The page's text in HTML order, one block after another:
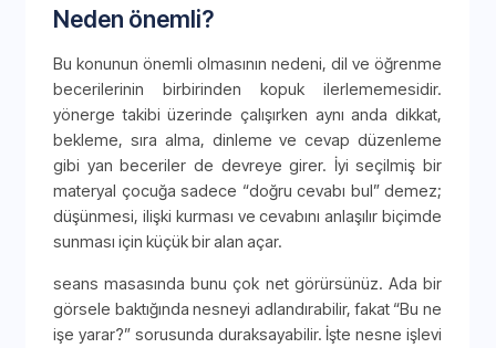
Neden önemli?
Bu konunun önemli olmasının nedeni, dil ve öğrenme
becerilerinin birbirinden kopuk ilerlememesidir.
yönerge takibi üzerinde çalışırken aynı anda dikkat,
bekleme, sıra alma, dinleme ve cevap düzenleme
gibi yan beceriler de devreye girer. İyi seçilmiş bir
materyal çocuğa sadece “doğru cevabı bul” demez;
düşünmesi, ilişki kurması ve cevabını anlaşılır biçimde
sunması için küçük bir alan açar.
seans masasında bunu çok net görürsünüz. Ada bir
görsele baktığında nesneyi adlandırabilir, fakat “Bu ne
işe yarar?” sorusunda duraksayabilir. İşte nesne işlevi